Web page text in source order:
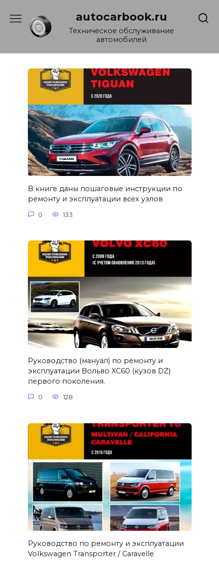
содержанию
autocarbook.ru
Техническое обслуживание
автомобилей
В книге даны пошаговые инструкции по
ремонту и эксплуатации всех узлов
0 133
Руководство (мануал) по ремонту и
эксплуатации Вольво XC60 (кузов DZ)
первого поколения.
0 128
Руководство по ремонту и эксплуатации
Volkswagen Transporter / Caravelle